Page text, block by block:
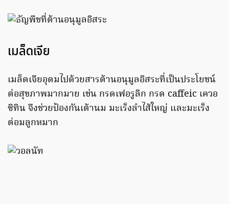
เมล็ดเจีย
เมล็ดเจียอุดมไปด้วยสารต้านอนุมูลอิสระที่เป็นประโยชน์
ต่อสุขภาพมากมาย เช่น กรดเฟอรูลิก กรด caffeic เควอ
ซิทิน จึงช่วยป้องกันเต้านม มะเร็งลำไส้ใหญ่ และมะเร็ง
ต่อมลูกหมาก